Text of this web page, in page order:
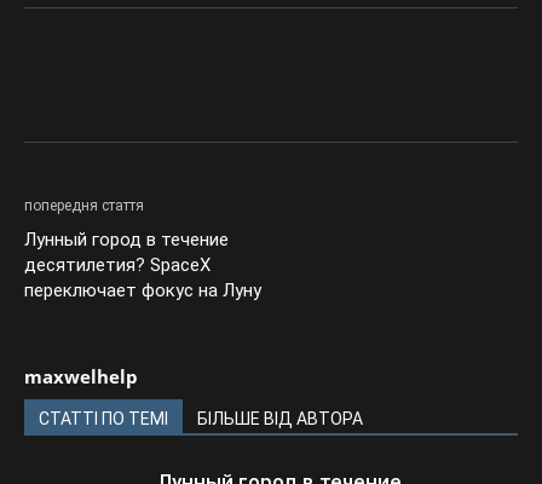
попередня стаття
Лунный город в течение
десятилетия? SpaceX
переключает фокус на Луну
maxwelhelp
СТАТТІ ПО ТЕМІ БІЛЬШЕ ВІД АВТОРА